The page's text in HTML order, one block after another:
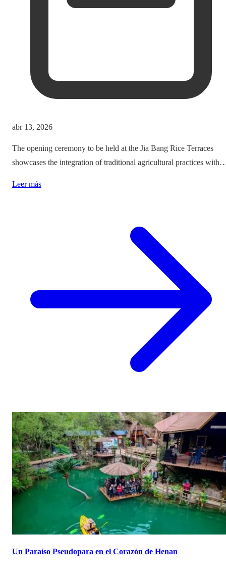
abr 13, 2026
The opening ceremony to be held at the Jia Bang Rice Terraces
showcases the integration of traditional agricultural practices with
authenticity and cultural preservation amidst commercialization.
Leer más
Un Paraíso Pseudopara en el Corazón de Henan